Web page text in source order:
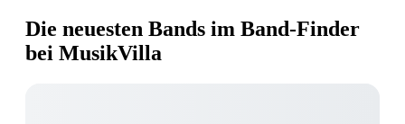
Die neuesten Bands im Band-Finder
bei MusikVilla